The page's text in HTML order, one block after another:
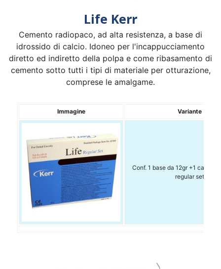
Life Kerr
Cemento radiopaco, ad alta resistenza, a base di
idrossido di calcio. Idoneo per l'incappucciamento
diretto ed indiretto della polpa e come ribasamento di
cemento sotto tutti i tipi di materiale per otturazione,
comprese le amalgame.
Immagine Variante
Conf. 1 base da 12gr +1
regular set